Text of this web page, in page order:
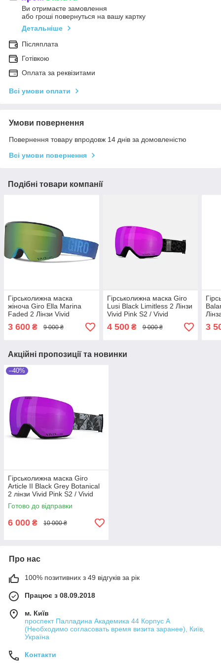
Ви отримаєте замовлення
або гроші повернуться на вашу картку
Детальніше
Післяплата
Готівкою
Оплата за реквізитами
Всі умови оплати
Умови повернення
Повернення товару впродовж 14 днів за домовленістю
Всі умови повернення
Подібні товари компанії
Гірськолижна маска
жіноча Giro Ella Marina
Faded 2 Лінзи Vivid
Emerald S2 / Vivid Infrared
S1 (Уцінка)
3 600 ₴ 9 000 ₴
Гірськолижна маска Giro
Lusi Black Limitless 2 Лінзи
Vivid Pink S2 / Vivid
Infrared S1
4 500₴ 9 000 ₴ 3
Акційні пропозиції та новинки
–40%
Гірськолижна маска Giro
Article II Black Grey Botanical
2 лінзи Vivid Pink S2 / Vivid
infrared S1
Готово до відправки
6 000 ₴ 10 000 ₴
Про нас
100% позитивних з 49 відгуків за рік
Працює з 08.09.2018
м. Київ
проспект Палладина Академика 44 Корпус А
(Необходимо согласовать время визита заранее), Київ,
Україна
Контакти